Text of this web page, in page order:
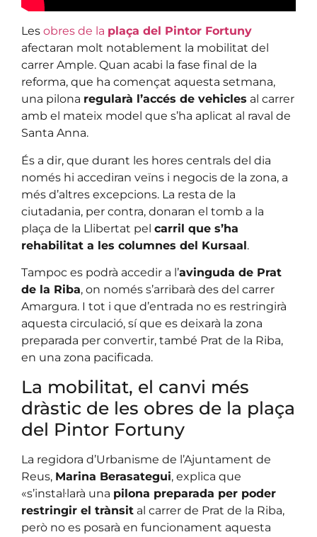
Les obres de la plaça del Pintor Fortuny
afectaran molt notablement la mobilitat del
carrer Ample. Quan acabi la fase final de la
reforma, que ha començat aquesta setmana,
una pilona regularà l’accés de vehicles al carrer
amb el mateix model que s’ha aplicat al raval de
Santa Anna.
És a dir, que durant les hores centrals del dia
només hi accediran veïns i negocis de la zona, a
més d’altres excepcions. La resta de la
ciutadania, per contra, donaran el tomb a la
plaça de la Llibertat pel carril que s’ha
rehabilitat a les columnes del Kursaal.
Tampoc es podrà accedir a l’avinguda de Prat
de la Riba, on només s’arribarà des del carrer
Amargura. I tot i que d’entrada no es restringirà
aquesta circulació, sí que es deixarà la zona
preparada per convertir, també Prat de la Riba,
en una zona pacificada.
La mobilitat, el canvi més
dràstic de les obres de la plaça
del Pintor Fortuny
La regidora d’Urbanisme de l’Ajuntament de
Reus, Marina Berasategui, explica que
«s’instal·larà una pilona preparada per poder
restringir el trànsit al carrer de Prat de la Riba,
però no es posarà en funcionament aquesta